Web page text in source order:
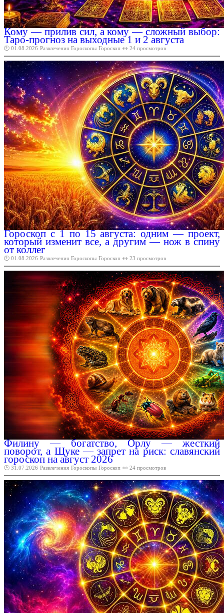
Кому — прилив сил, а кому — сложный выбор:
Таро-прогноз на выходные 1 и 2 августа
🕑 01.08.2026 Развлечения Гороскопы Гороскоп 👀 24 просмотров
Гороскоп с 1 по 15 августа: одним — проект,
который изменит все, а другим — нож в спину
от коллег
🕑 01.08.2026 Развлечения Гороскопы Гороскоп 👀 23 просмотров
Филину — богатство, Орлу — жесткий
поворот, а Щуке — запрет на риск: славянский
гороскоп на август 2026
🕑 31.07.2026 Развлечения Гороскопы Гороскоп 👀 24 просмотров